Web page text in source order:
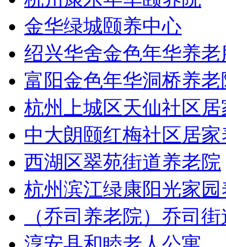
金华绿城颐养中心
绍兴华舍金色年华养
富阳金色年华洞桥养老
杭州上城区天仙社区
中大朗颐红梅社区居
西湖区翠苑街道养老院
杭州滨江绿康阳光家
（乔司养老院）乔司